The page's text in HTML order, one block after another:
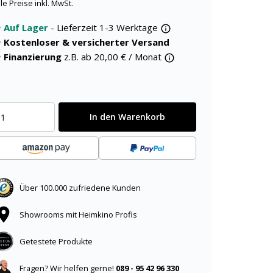
Preise inkl. MwSt.
Auf Lager - Lieferzeit 1-3 Werktage
Kostenloser & versicherter Versand
Finanzierung z.B. ab 20,00 € / Monat
In den Warenkorb
Über 100.000 zufriedene Kunden
Showrooms mit Heimkino Profis
Getestete Produkte
Fragen? Wir helfen gerne! 089 - 95 42 96 330